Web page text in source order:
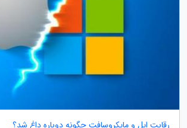
رقابت اپل و مایکروسافت چگونه دوباره داغ شد؟